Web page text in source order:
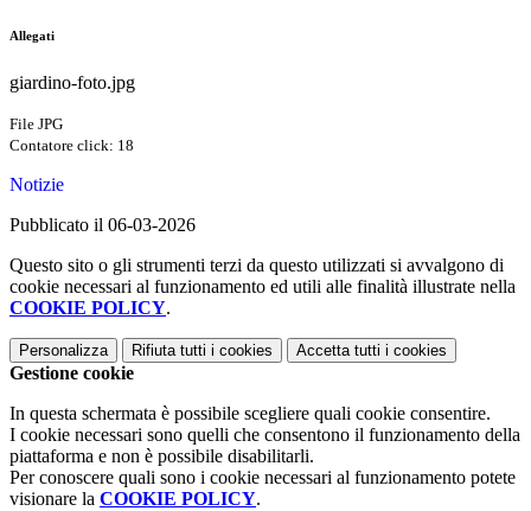
Allegati
giardino-foto.jpg
File JPG
Contatore click: 18
Notizie
Pubblicato il 06-03-2026
Questo sito o gli strumenti terzi da questo utilizzati si avvalgono di
cookie necessari al funzionamento ed utili alle finalità illustrate nella
COOKIE POLICY.
Personalizza Rifiuta tutti i cookies Accetta tutti i cookies
Gestione cookie
In questa schermata è possibile scegliere quali cookie consentire.
I cookie necessari sono quelli che consentono il funzionamento della
piattaforma e non è possibile disabilitarli.
Per conoscere quali sono i cookie necessari al funzionamento potete
visionare la COOKIE POLICY.